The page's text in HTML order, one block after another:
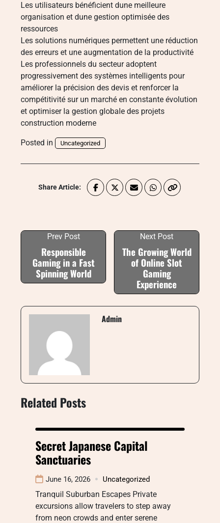
Les utilisateurs bénéficient dune meilleure
organisation et dune gestion optimisée des
ressources
Les solutions numériques permettent une réduction
des erreurs et une augmentation de la productivité
Les professionnels du secteur adoptent
progressivement des systèmes intelligents pour
améliorer la précision des devis et renforcer la
compétitivité sur un marché en constante évolution
et optimiser la gestion globale des projets
construction moderne
Posted in Uncategorized
Share Article:
Prev Post
Responsible
Gaming in a Fast
Spinning World
Next Post
The Growing World
of Online Slot
Gaming
Experience
Admin
Related Posts
Secret Japanese Capital
Sanctuaries
June 16, 2026 Uncategorized
Tranquil Suburban Escapes Private
excursions allow travelers to step away
from neon crowds and enter serene